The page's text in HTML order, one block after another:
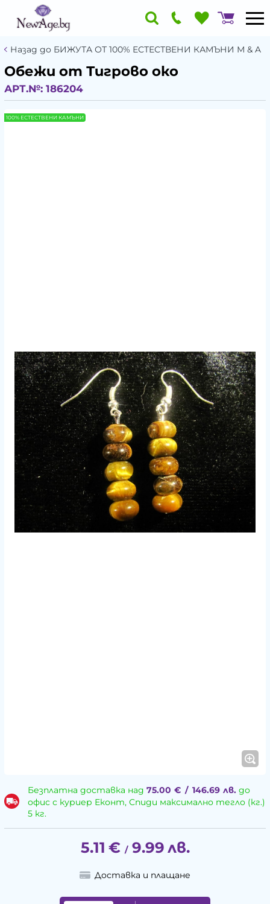
Назад до БИЖУТА ОТ 100% ЕСТЕСТВЕНИ КАМЪНИ М & A
Обежи от Тигрово око
АРТ.№: 186204
100% ЕСТЕСТВЕНИ КАМЪНИ
Безплатна доставка над 75.00 € / 146.69 лв.до
офис с куриер Еконт, Спиди максимално тегло (кг.)
5 кг.
5.11 € / 9.99 лв.
Доставка и плащане